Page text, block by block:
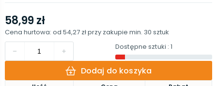
58,99 zł
Cena hurtowa: od 54,27 złprzy zakupie min. 30 sztuk
Dostępne sztuki : 1
Dodaj do koszyka